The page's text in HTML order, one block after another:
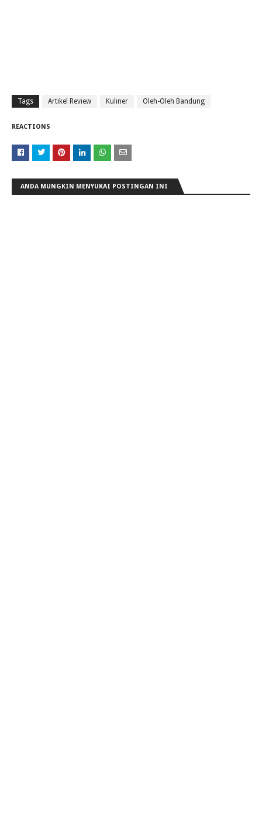
Tags Artikel Review Kuliner Oleh-Oleh Bandung
REACTIONS
ANDA MUNGKIN MENYUKAI POSTINGAN INI